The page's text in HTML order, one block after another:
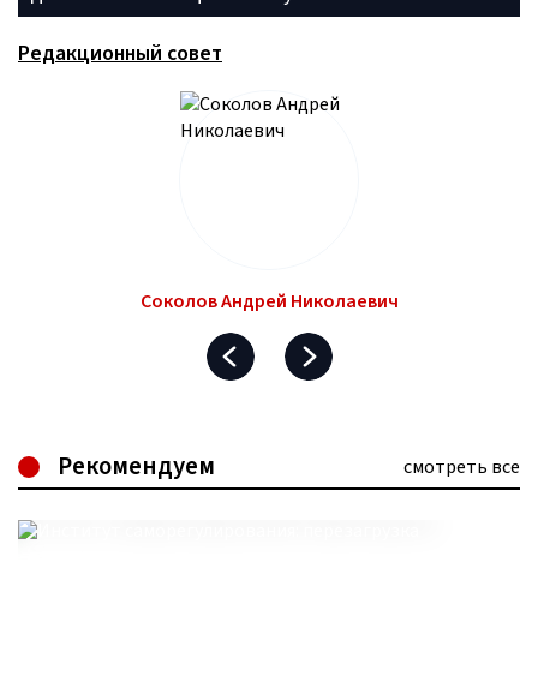
Редакционный совет
Соколов Андрей Николаевич
Рекомендуем смотреть все